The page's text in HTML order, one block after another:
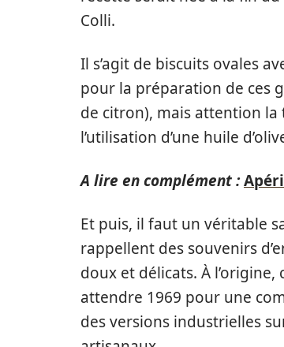
Colli.
Il s’agit de biscuits ovales
pour la préparation de ces
de citron), mais attention
l’utilisation d’une huile
A lire en complément :
Et puis, il faut un véritable
rappellent des souvenirs
doux et délicats. À
attendre 1969 pour une
des versions industrielles